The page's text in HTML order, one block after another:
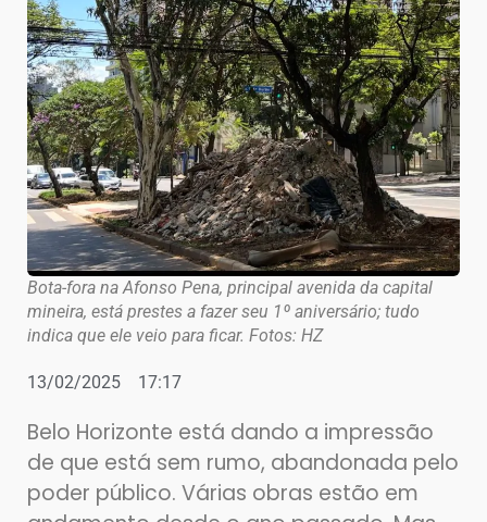
Bota-fora na Afonso Pena, principal avenida da capital
mineira, está prestes a fazer seu 1º aniversário; tudo
indica que ele veio para ficar. Fotos: HZ
13/02/2025 17:17
Belo Horizonte está dando a impressão
de que está sem rumo, abandonada pelo
poder público. Várias obras estão em